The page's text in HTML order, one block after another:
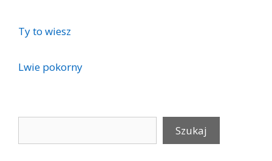
Ty to wiesz
Lwie pokorny
Szukaj